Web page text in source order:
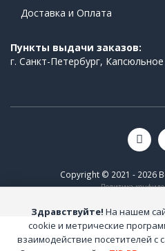
Доставка и Оплата
Пункты выдачи заказов:
г. Санкт-Петербург,
Copyright © 2021 - 2026
Политика
Здравствуйте! На нашем
cookie и метрические
взаимодействие посетителей с